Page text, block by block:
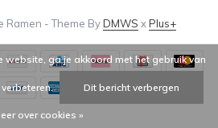
Ramen - Theme ByDMWS xPlus+
website, ga je akkoord met het gebruik van
Dit bericht verbergen
over cookies »